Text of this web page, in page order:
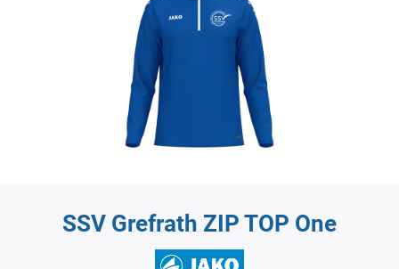
SSV Grefrath ZIP TOP One